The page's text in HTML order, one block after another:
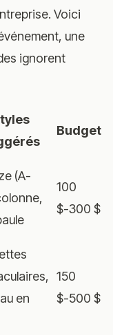
Voici
une
ignorent
Budget
(A-
100
$-300 $
en
150
$-500 $